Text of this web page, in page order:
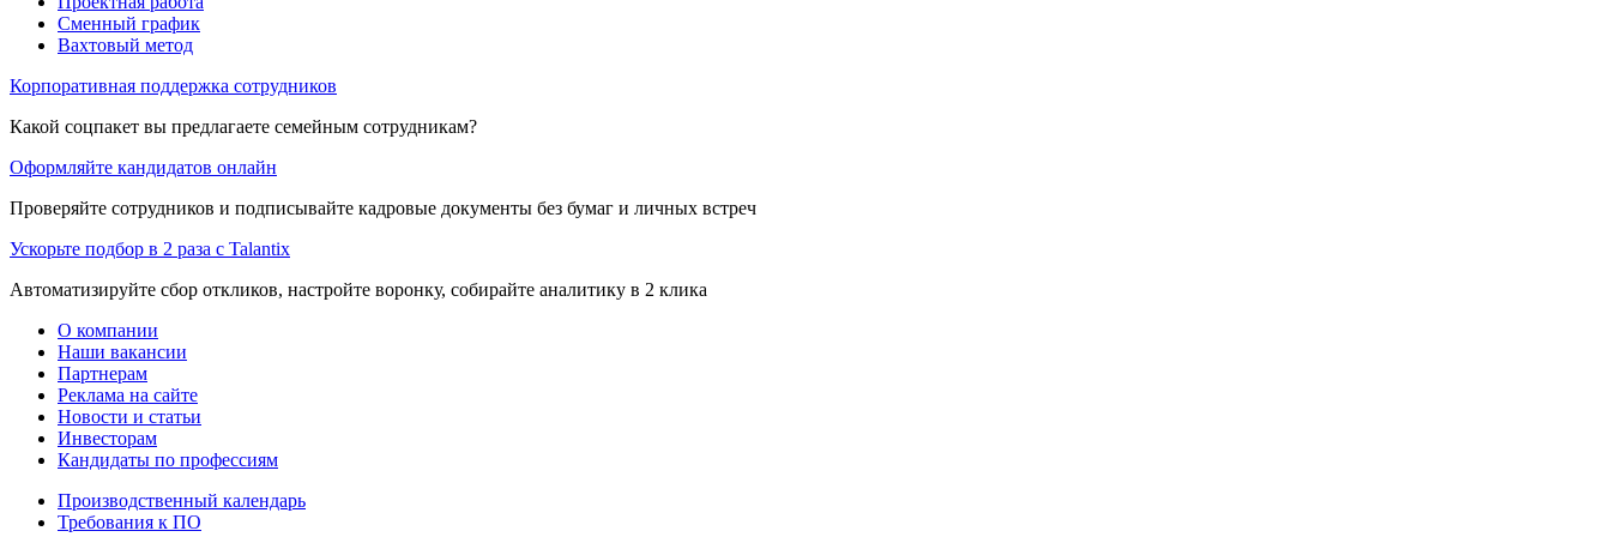
Сменный график
Вахтовый метод
Корпоративная поддержка сотрудников
Какой соцпакет вы предлагаете семейным сотрудникам?
Оформляйте кандидатов онлайн
Проверяйте сотрудников и подписывайте кадровые документы без бумаг и личных встреч
Ускорьте подбор в 2 раза с Talantix
Автоматизируйте сбор откликов, настройте воронку, собирайте аналитику в 2 клика
О компании
Наши вакансии
Партнерам
Реклама на сайте
Новости и статьи
Инвесторам
Кандидаты по профессиям
Производственный календарь
Требования к ПО